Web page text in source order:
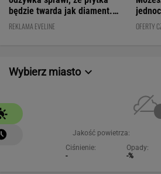
będzie twarda jak diament.
Cena? WOW!
REKLAMA EVELINE OFERTY
Wybierz miasto
Jakość powietrza:
Ciśnienie:
-
Opady:
-%